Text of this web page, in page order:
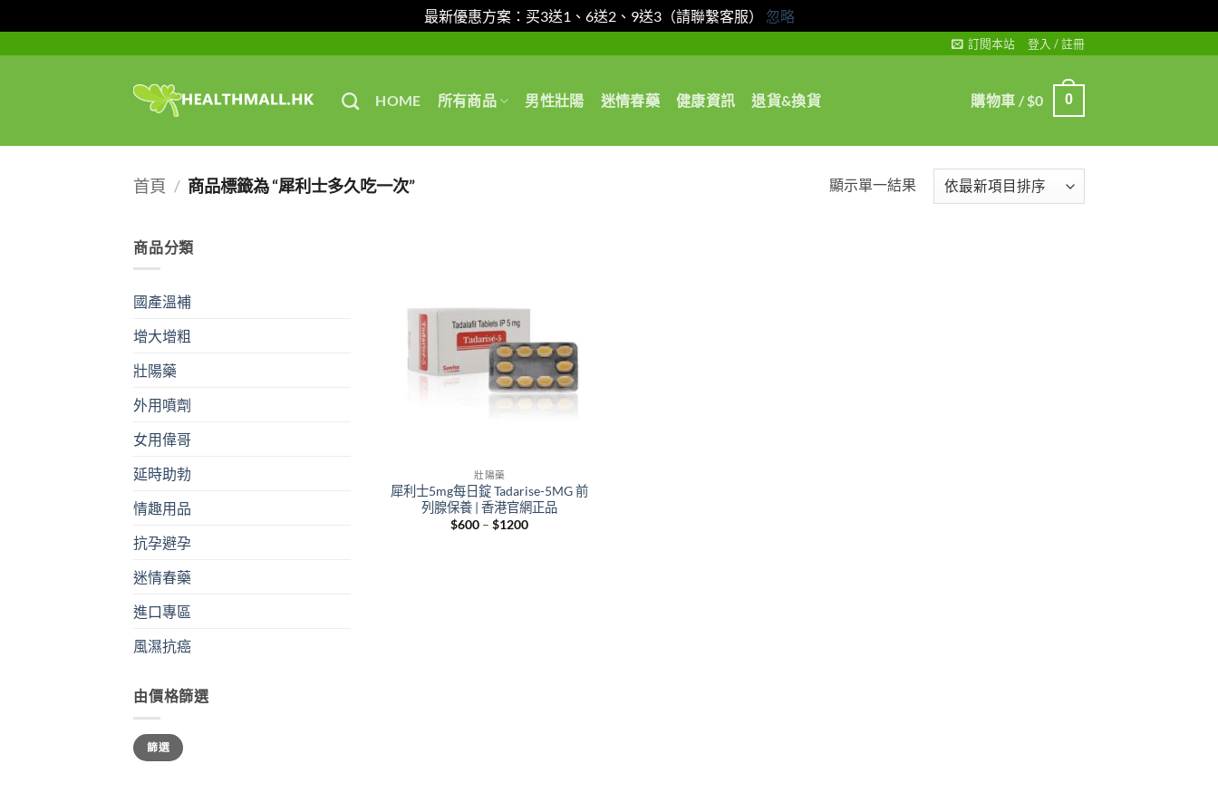
最新優惠方案：买3送1、6送2、9送3（請聯繫客服） 忽略
訂閱本站 登入 / 註冊
HOME 所有商品 男性壯陽 迷情春藥 健康資訊 退貨&換貨 購物車 /$0 0
首頁 / 商品標籤為 “犀利士多久吃一次” 顯示單一結果
商品分類
國產溫補
增大增粗
壯陽藥
外用噴劑
女用偉哥
延時助勃
情趣用品
抗孕避孕
迷情春藥
進口專區
風濕抗癌
由價格篩選
最
低
價
最
高
價
篩選
壯陽藥
犀利士5mg每日錠 Tadarise-5MG 前
列腺保養 | 香港官網正品
$600 – $1200Price